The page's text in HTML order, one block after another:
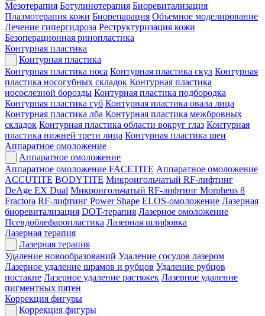
Мезотерапия Ботулинотерапия Биоревитализация
Плазмотерапия кожи Биорепарация Объемное моделирование
Лечение гипергидроза Реструктуризация кожи
Безоперационная ринопластика
Контурная пластика
Контурная пластика
Контурная пластика носа Контурная пластика скул Контурная
пластика носогубных складок Контурная пластика
носослезной борозды Контурная пластика подбородка
Контурная пластика губ Контурная пластика овала лица
Контурная пластика лба Контурная пластика межбровных
складок Контурная пластика области вокруг глаз Контурная
пластика нижней трети лица Контурная пластика шеи
Аппаратное омоложение
Аппаратное омоложение
Аппаратное омоложение FACETITE Аппаратное омоложение
ACCUTITE BODYTITE Микроигольчатый RF-лифтинг
DeAge EX Dual Микроигольчатый RF-лифтинг Morpheus 8
Fractora RF-лифтинг Power Shape ELOS-омоложение Лазерная
биоревитализация DOT-терапия Лазерное омоложение
Псевдоблефаропластика Лазерная шлифовка
Лазерная терапия
Лазерная терапия
Удаление новообразований Удаление сосудов лазером
Лазерное удаление шрамов и рубцов Удаление рубцов
постакне Лазерное удаление растяжек Лазерное удаление
пигментных пятен
Коррекция фигуры
Коррекция фигуры